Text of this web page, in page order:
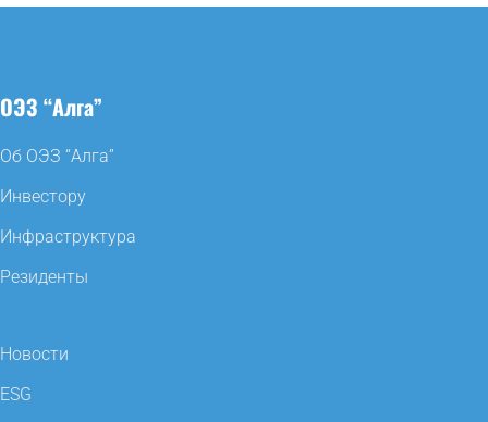
ОЭЗ “Алга”
Об ОЭЗ “Алга”
Инвестору
Инфраструктура
Резиденты
Новости
ESG